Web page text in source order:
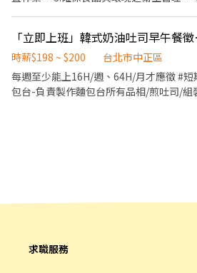
有升遷加薪的機會 ▪享有完善的福利制
計算，重視員工的辛勤付出 ▪計畫拓展全
「立即
時薪$198 ~ $200
台北市中正區
每週至少能上16H/週、64H/月才應徵 #短期、
包台-負責製作麵包台所有品相/煎吐司/
求職服務